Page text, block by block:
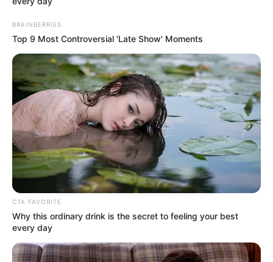
τον Αφεντη τους…
Οταν οι Γραικυλοι Ραγιαδες προσκυνουν τον Αφεντη τους…
Ο Ραγιάς (Ragia) δεν έχει εθνική ταυτότητα. Ο Ραγιάς είναι
σκλάβος. Έχει γεννηθεί για να είναι το...
ΑΠΟΨΕΙΣ ΙΣΤΟΡΙΑ
BRAINBERRIES
Top 9 Most Controversial 'Late Show' Moments
CTA FAVORITE
Why this ordinary drink is the secret to feeling your best
every day